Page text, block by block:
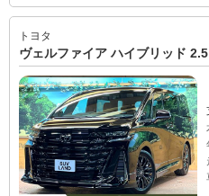
トヨタ
ヴェルファイア ハイブリッド